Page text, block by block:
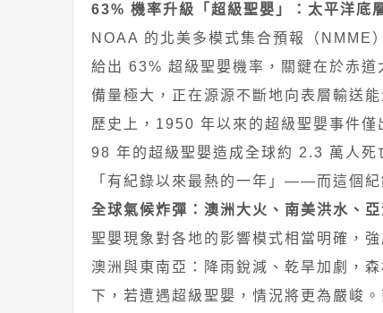
63% 機率升級「超級聖嬰」：太平洋底
NOAA 的北美多模式集合預報（NMME
給出 63% 超級聖嬰機率，關鍵在於赤
備量極大，正在源源不斷地向表層輸送能
歷史上，1950 年以來的超級聖嬰事件
98 年的超級聖嬰造成全球約 2.3 萬人
「有紀錄以來最熱的一年」——而這個
全球氣候炸彈：澳洲大火、南美洪水、
聖嬰現象對各地的影響模式相當明確，強
澳洲與東南亞：降雨銳減、乾旱加劇，
下，若遭遇超級聖嬰，情況將更為嚴峻